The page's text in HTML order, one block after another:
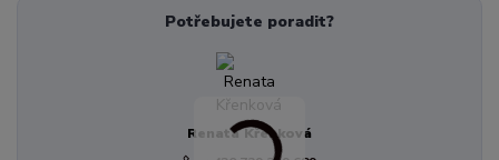
Potřebujete poradit?
Renata Křenková